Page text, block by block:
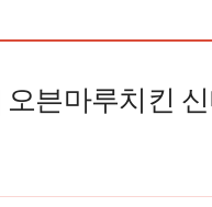
오븐마루치킨